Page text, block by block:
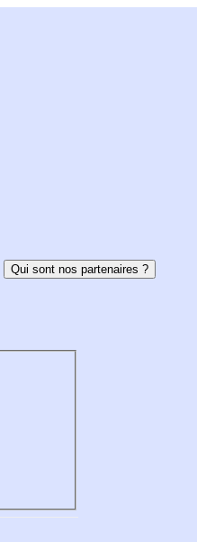
Qui sont nos partenaires ?